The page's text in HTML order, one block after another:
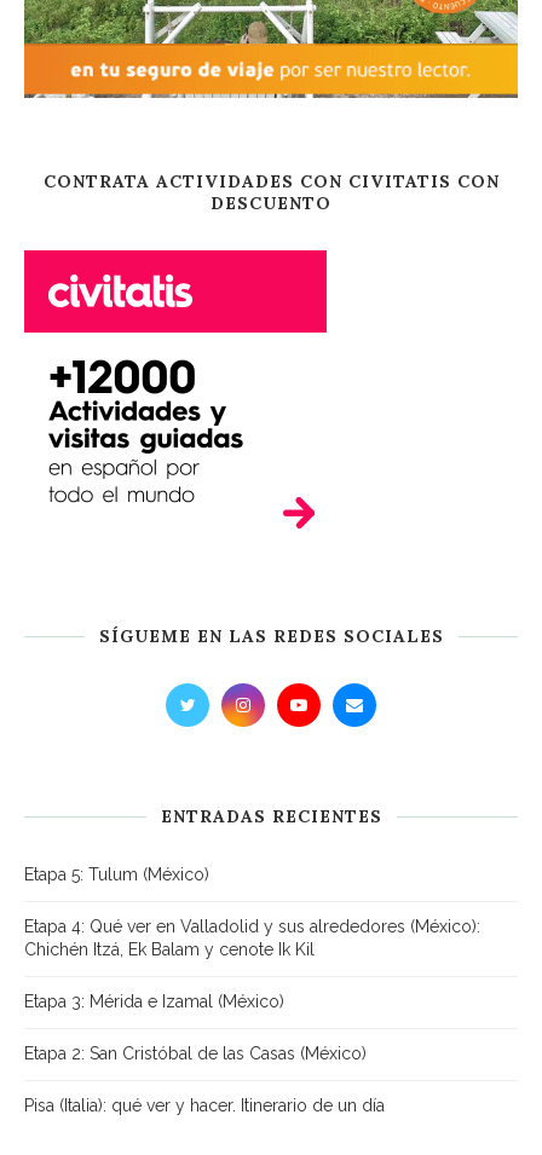
CONTRATA ACTIVIDADES CON CIVITATIS CON
DESCUENTO
SÍGUEME EN LAS REDES SOCIALES
ENTRADAS RECIENTES
Etapa 5: Tulum (México)
Etapa 4: Qué ver en Valladolid y sus alrededores (México):
Chichén Itzá, Ek Balam y cenote Ik Kil
Etapa 3: Mérida e Izamal (México)
Etapa 2: San Cristóbal de las Casas (México)
Pisa (Italia): qué ver y hacer. Itinerario de un día